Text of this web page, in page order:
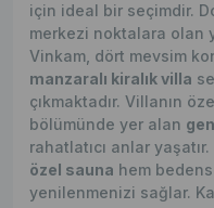
için ideal bir seçimdir.
merkezi noktalara olan
Vinkam, dört mevsim
manzaralı kiralık villa
çıkmaktadır. Villanın
bölümünde yer alan
rahatlatıcı anlar
özel sauna hem
yenilenmenizi sağlar.